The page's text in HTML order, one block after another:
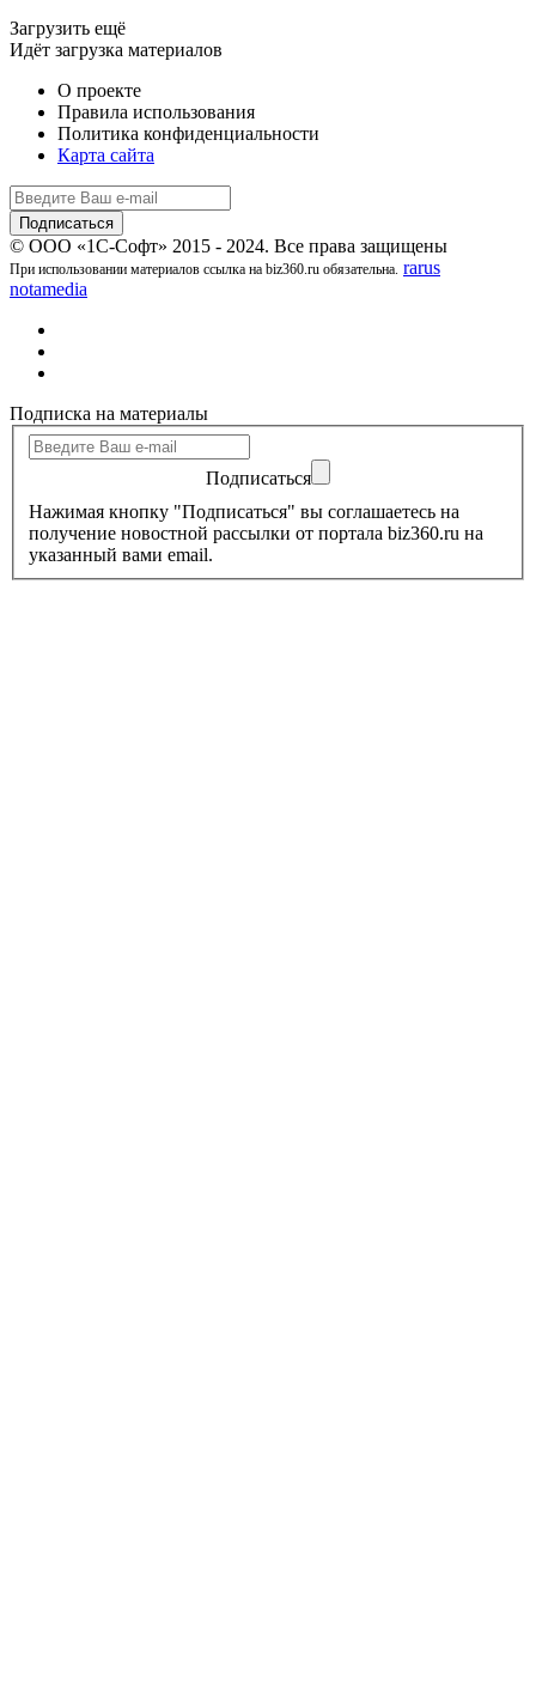
Загрузить ещё
Идёт загрузка материалов
О проекте
Правила использования
Политика конфиденциальности
Карта сайта
© ООО «1С-Софт» 2015 - 2024. Все права защищены
При использовании материалов ссылка на biz360.ru обязательна. rarus
notamedia
Подписка на материалы
Подписаться
Нажимая кнопку "Подписаться" вы соглашаетесь на
получение новостной рассылки от портала biz360.ru на
указанный вами email.